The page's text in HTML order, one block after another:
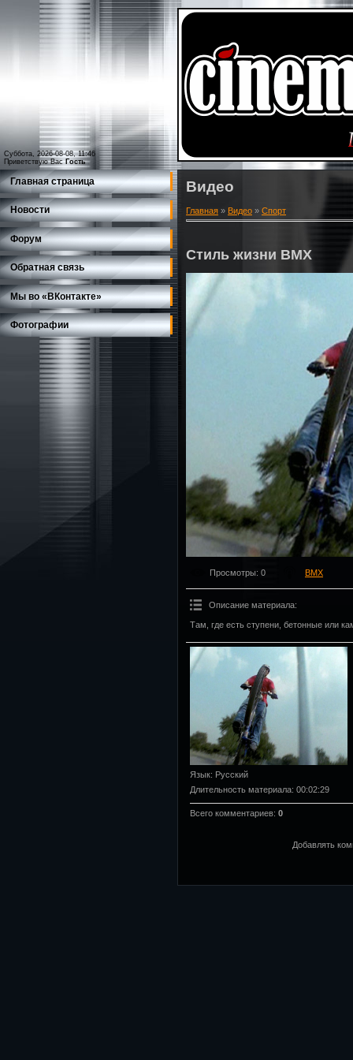
Суббота, 2026-08-08, 11:46
Приветствую Вас Гость
Главная страница
Новости
Форум
Обратная связь
Мы во «ВКонтакте»
Фотографии
Видео
Главная » Видео » Спорт
Стиль жизни BMX
Просмотры: 0 BMX
Описание материала:
Там, где есть ступени, бетонные или
Язык: Русский
Длительность материала: 00:02:29
Всего комментариев: 0
Добавлять